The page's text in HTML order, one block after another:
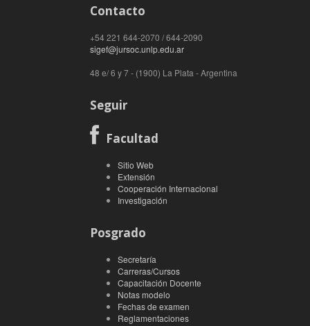
Contacto
+54 221 644-2070 / 644-2090
sigef@jursoc.unlp.edu.ar
48 e/ 6 y 7 - (1900) La Plata - Argentina
Seguir
Facultad
Sitio Web
Extensión
Cooperación Internacional
Investigación
Posgrado
Secretaría
Carreras/Cursos
Capacitación Docente
Notas modelo
Fechas de examen
Reglamentaciones